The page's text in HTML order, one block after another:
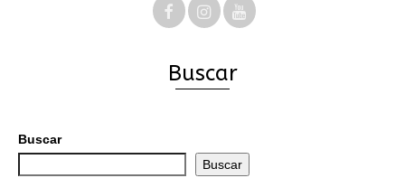
Buscar
Buscar
Buscar